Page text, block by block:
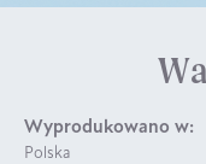
Wyprodukowano w:
Polska